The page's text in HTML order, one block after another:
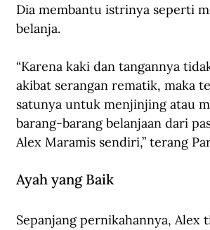
Dia membantu istrinya seperti
belanja.
“Karena kaki dan tangannya
akibat serangan rematik, maka
satunya untuk menjinjing atau
barang-barang belanjaan dari
Alex Maramis sendiri,” terang
Ayah yang Baik
Sepanjang pernikahannya, Alex